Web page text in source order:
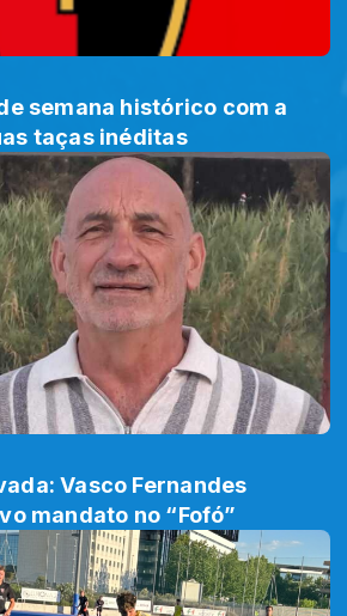
semana histórico com a
taças inéditas
Vasco Fernandes
mandato no “Fofó”